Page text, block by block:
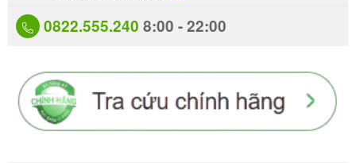
0822.555.240 8:00 - 22:00